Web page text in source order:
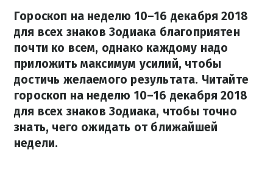
Гороскоп на неделю 10–16 декабря 2018
для всех знаков Зодиака благоприятен
почти ко всем, однако каждому надо
приложить максимум усилий, чтобы
достичь желаемого результата. Читайте
гороскоп на неделю 10–16 декабря 2018
для всех знаков Зодиака, чтобы точно
знать, чего ожидать от ближайшей
недели.